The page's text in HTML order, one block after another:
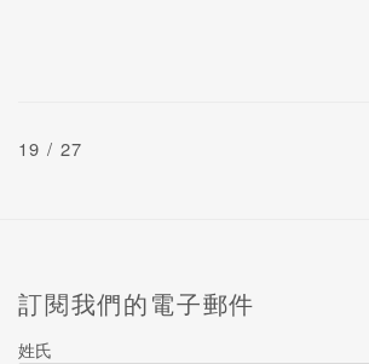
19 / 27
訂閱我們的電子郵件
姓氏